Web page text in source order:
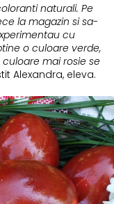
naturali. Pe
la magazin si sa-
cu
o culoare verde,
mai rosie se
Alexandra, eleva.